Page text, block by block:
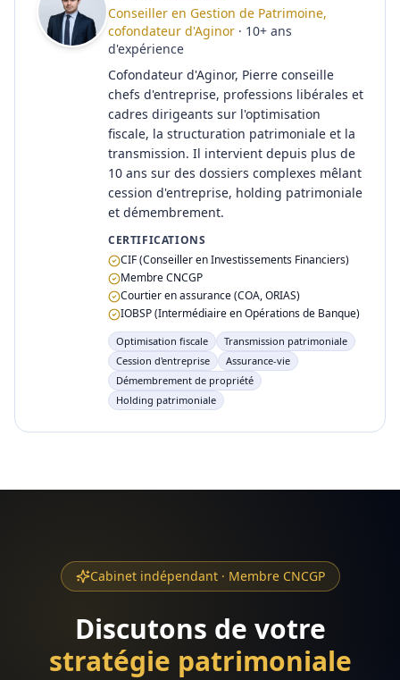
Conseiller en Gestion de Patrimoine,
cofondateur d'Aginor · 10+ ans
d'expérience
Cofondateur d'Aginor, Pierre conseille
chefs d'entreprise, professions libérales et
cadres dirigeants sur l'optimisation
fiscale, la structuration patrimoniale et la
transmission. Il intervient depuis plus de
10 ans sur des dossiers complexes mêlant
cession d'entreprise, holding patrimoniale
et démembrement.
CERTIFICATIONS
CIF (Conseiller en Investissements Financiers)
Membre CNCGP
Courtier en assurance (COA, ORIAS)
IOBSP (Intermédiaire en Opérations de Banque)
Optimisation fiscale
Transmission patrimoniale
Cession d'entreprise
Assurance-vie
Démembrement de propriété
Holding patrimoniale
Cabinet indépendant · Membre CNCGP
Discutons de votre
stratégie patrimoniale